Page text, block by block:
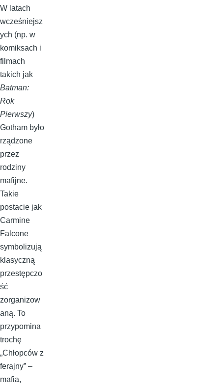
W latach
wcześniejsz
ych (np. w
komiksach i
filmach
takich jak
Batman:
Rok
Pierwszy)
Gotham było
rządzone
przez
rodziny
mafijne.
Takie
postacie jak
Carmine
Falcone
symbolizują
klasyczną
przestępczo
ść
zorganizow
aną. To
przypomina
trochę
„Chłopców z
ferajny” –
mafia,